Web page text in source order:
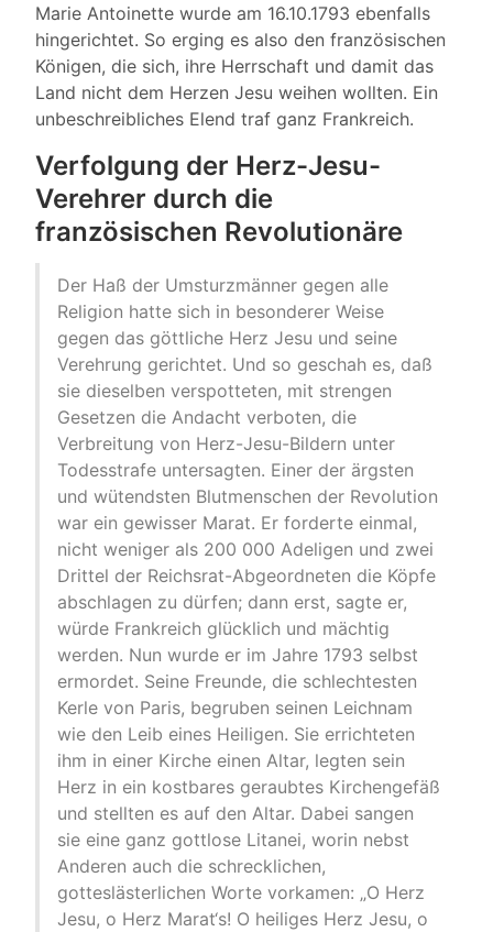
Marie Antoinette wurde am 16.10.1793 ebenfalls
hingerichtet. So erging es also den französischen
Königen, die sich, ihre Herrschaft und damit das
Land nicht dem Herzen Jesu weihen wollten. Ein
unbeschreibliches Elend traf ganz Frankreich.
Verfolgung der Herz-Jesu-
Verehrer durch die
französischen Revolutionäre
Der Haß der Umsturzmänner gegen alle
Religion hatte sich in besonderer Weise
gegen das göttliche Herz Jesu und seine
Verehrung gerichtet. Und so geschah es, daß
sie dieselben verspotteten, mit strengen
Gesetzen die Andacht verboten, die
Verbreitung von Herz-Jesu-Bildern unter
Todesstrafe untersagten. Einer der ärgsten
und wütendsten Blutmenschen der Revolution
war ein gewisser Marat. Er forderte einmal,
nicht weniger als 200 000 Adeligen und zwei
Drittel der Reichsrat-Abgeordneten die Köpfe
abschlagen zu dürfen; dann erst, sagte er,
würde Frankreich glücklich und mächtig
werden. Nun wurde er im Jahre 1793 selbst
ermordet. Seine Freunde, die schlechtesten
Kerle von Paris, begruben seinen Leichnam
wie den Leib eines Heiligen. Sie errichteten
ihm in einer Kirche einen Altar, legten sein
Herz in ein kostbares geraubtes Kirchengefäß
und stellten es auf den Altar. Dabei sangen
sie eine ganz gottlose Litanei, worin nebst
Anderen auch die schrecklichen,
gotteslästerlichen Worte vorkamen: „O Herz
Jesu, o Herz Marat‘s! O heiliges Herz Jesu, o